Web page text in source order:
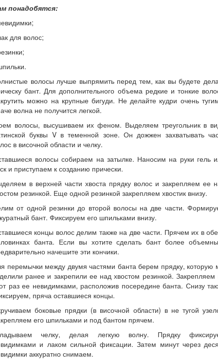
понадобятся:
для волос;
волосы лучше выпрямить перед тем, как вы будете
бант. Для дополнительного объема редкие и тонкие
можно на крупные бигуди. Не делайте кудри очень
волна не получится легкой.
волосы, высушиваем их феном. Выделяем треугольник в
буквы V в теменной зоне. Он дожжен захватывать
в височной области и челку.
волосы собираем на затылке. Наносим на руки гель
и приступаем к созданию прически.
в верхней части хвоста прядку волос и закрепляем ее
резинкой. Еще одной резинкой закрепляем хвостик внизу.
от одной резинки до второй волосы на две части.
бант. Фиксируем его шпильками внизу.
концы волос делим также на две части. Прячем их в
банта. Если вы хотите сделать бант более
начешите эти кончики.
перемычки между двумя частями банта берем прядку, которую
ранее и закрепили ее над хвостом резинкой. Закрепляем
раз ее невидимками, расположив посередине банта. Снизу
пряча оставшиеся концы.
боковые прядки (в височной области) в не тугой
его шпильками и под бантом прячем.
челку, делая легкую волну. Прядку
и лаком сильной фиксации. Затем минут через
аккуратно снимаем.